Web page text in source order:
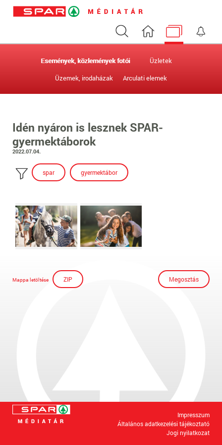
Keresés Nyitóoldal Médiatár
Események, közlemények fotói
Üzletek
Üzemek, irodaházak
Arculati elemek
Idén nyáron is lesznek SPAR-
gyermektáborok
2022.07.04.
spar gyermektábor
Mappa letöltése ZIP Megosztás
Impresszum
Általános adatkezelési tájékoztató
Jogi nyilatkozat